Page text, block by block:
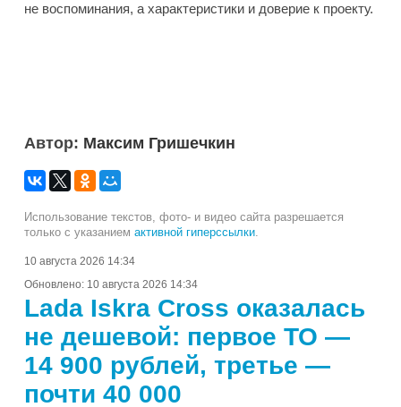
не воспоминания, а характеристики и доверие к проекту.
Автор: Максим Гришечкин
Использование текстов, фото- и видео сайта разрешается
только с указанием активной гиперссылки.
10 августа 2026 14:34
Обновлено: 10 августа 2026 14:34
Lada Iskra Cross оказалась
не дешевой: первое ТО —
14 900 рублей, третье —
почти 40 000